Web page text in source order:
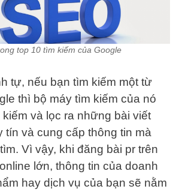
top 10 tìm kiếm của Google
tự, nếu bạn tìm kiếm một từ
thì bộ máy tìm kiếm của nó
và lọc ra những bài viết
tín và cung cấp thông tin mà
Vì vậy, khi đăng bài pr trên
lớn, thông tin của doanh
hay dịch vụ của bạn sẽ nằm